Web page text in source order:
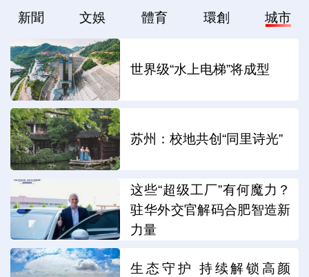
新聞 文娛 體育 環創 城市
世界级“水上电梯”将成型
苏州：校地共创“同里诗光”
这些“超级工厂”有何魔力？
驻华外交官解码合肥智造新
力量
生态守护 持续解锁高颜